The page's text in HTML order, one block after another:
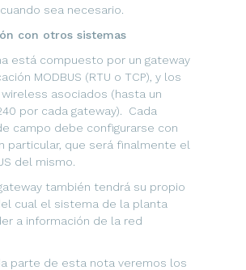
sea necesario.
con otros sistemas
está compuesto por un gateway
MODBUS (RTU o TCP), y los
asociados (hasta un
por cada gateway). Cada
campo debe configurarse con
particular, que será finalmente el
del mismo.
también tendrá su propio
cual el sistema de la planta
a información de la red
parte de esta nota veremos los